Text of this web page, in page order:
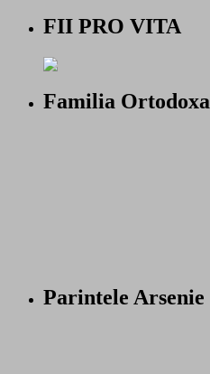
FII PRO VITA
Familia Ortodoxa
Parintele Arsenie